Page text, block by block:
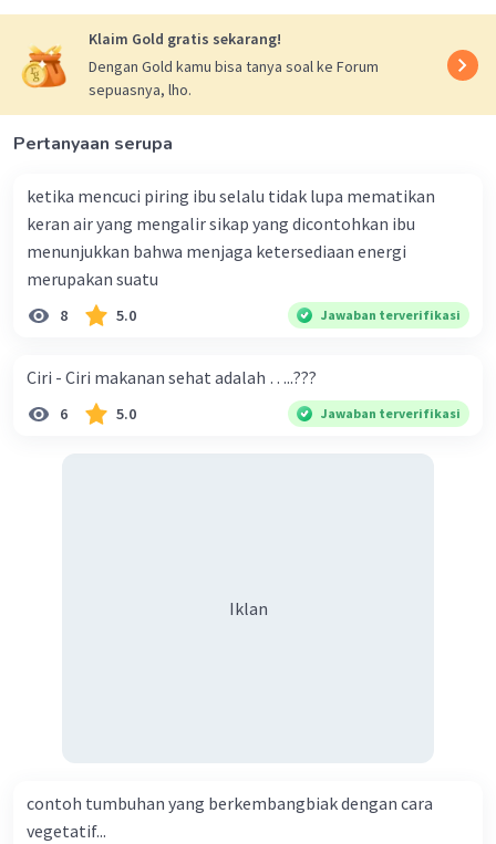
Beri Rating Balas
Klaim Gold gratis sekarang!
Dengan Gold kamu bisa tanya soal ke Forum
sepuasnya, lho.
Pertanyaan serupa
ketika mencuci piring ibu selalu tidak lupa mematikan
keran air yang mengalir sikap yang dicontohkan ibu
menunjukkan bahwa menjaga ketersediaan energi
merupakan suatu
8 5.0 Jawaban terverifikasi
Ciri - Ciri makanan sehat adalah …..???
6 5.0 Jawaban terverifikasi
Iklan
contoh tumbuhan yang berkembangbiak dengan cara
vegetatif...